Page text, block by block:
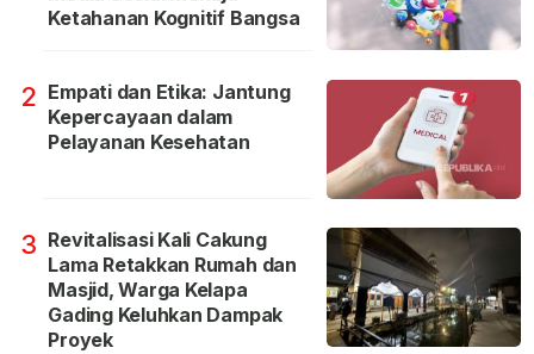
Ketahanan Kognitif Bangsa
2 Empati dan Etika: Jantung
Kepercayaan dalam
Pelayanan Kesehatan
3 Revitalisasi Kali Cakung
Lama Retakkan Rumah dan
Masjid, Warga Kelapa
Gading Keluhkan Dampak
Proyek